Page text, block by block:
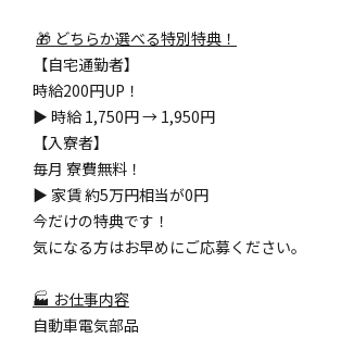
🎁 どちらか選べる特別特典！
【自宅通勤者】
時給200円UP！
▶ 時給 1,750円 → 1,950円
【入寮者】
毎月 寮費無料！
▶ 家賃 約5万円相当が0円
今だけの特典です！
気になる方はお早めにご応募ください。
🏭 お仕事内容
自動車電気部品